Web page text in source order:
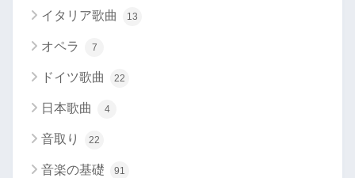
イタリア歌曲 13
オペラ 7
ドイツ歌曲 22
日本歌曲 4
音取り 22
音楽の基礎 91